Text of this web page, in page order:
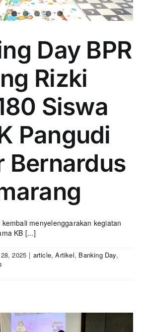
Day BPR
Rizki
Siswa
Pangudi
Bernardus
kembali menyelenggarakan kegiatan
KB [...]
2025 | article,Artikel, Banking Day,